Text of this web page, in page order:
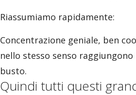
Riassumiamo rapidamente:
Concentrazione geniale, ben
nello stesso senso
busto.
Quindi tutti questi